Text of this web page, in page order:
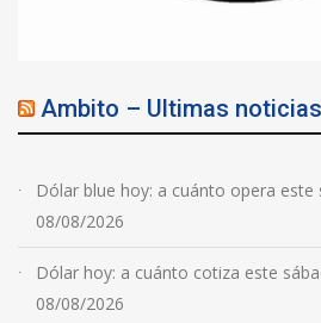
Ambito – Ultimas noticias
Dólar blue hoy: a cuánto opera
08/08/2026
Dólar hoy: a cuánto cotiza este
08/08/2026